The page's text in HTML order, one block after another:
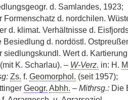
d. Samlandes, 1923;
Formenschatz d. nordchilen.
d. klimat. Verhältnisse d.
Besiedlung d. nordöstl.
siedlungskundl. Wert d. Kartierung
K. Scharlau). – W-Verz. in: H.
Zs. f. Geomorphol. (seit 1957);
Geogr. Abhh. – Mithrsg.:Die